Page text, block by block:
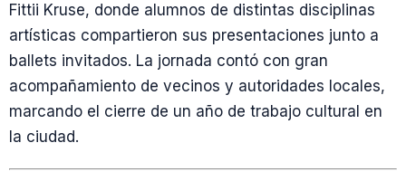
Fittii Kruse, donde alumnos de distintas disciplinas
artísticas compartieron sus presentaciones junto a
ballets invitados. La jornada contó con gran
acompañamiento de vecinos y autoridades locales,
marcando el cierre de un año de trabajo cultural en
la ciudad.